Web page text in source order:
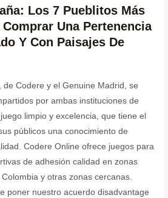
Los 7 Pueblitos Más
Una Pertenencia
Y Con Paisajes De
de Codere y el Genuine Madrid, se
por ambas instituciones de
limpio y excelencia, que tiene el
públicos una conocimiento de
Codere Online ofrece juegos para
de adhesión calidad en zonas
y otras zonas cercanas.
poner nuestro acuerdo disadvantage